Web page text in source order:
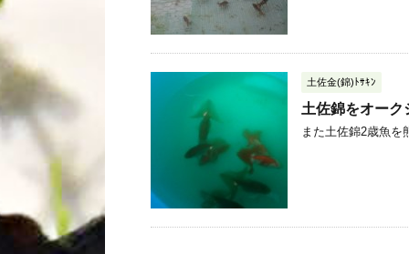
土佐金(錦)ﾄｻｷﾝ
土佐錦をオーク
また土佐錦2歳魚を